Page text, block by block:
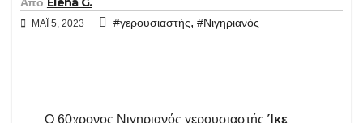
ΜΆΙ 5, 2023 #γερουσιαστής, #Νιγηριανός
Ο 60χρονος Νιγηριανός γερουσιαστής Ίκε